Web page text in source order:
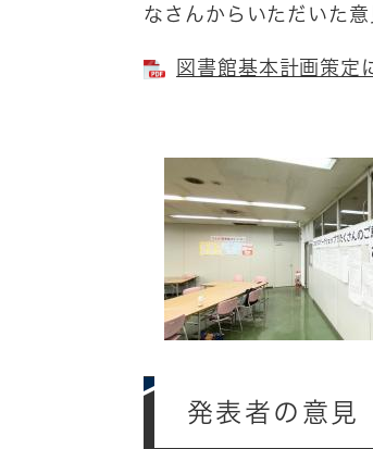
なさんからいただいた
図書館基本計画策
発表者の意見